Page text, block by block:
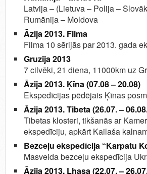
Latvija – (Lietuva – Polija –
Rumānija – Moldova
Āzija 2013. Filma
Filma 10 sērijās par 2013. gada
Gruzija 2013
7 cilvēki, 21 diena, 11000km uz
Āzija 2013. Ķīna (07.08 – 20.08)
Ekspedīcijas pēdējais Ķīnas
Āzija 2013. Tibeta (26.07. –
Tibetas klosteri, tikšanās ar
ekspedīciju, apkārt Kailaša
Bezceļu ekspedīcija “Karpatu
Masveida bezceļu ekspedīcija
Āzija 2013. Lhasa (22.07. –